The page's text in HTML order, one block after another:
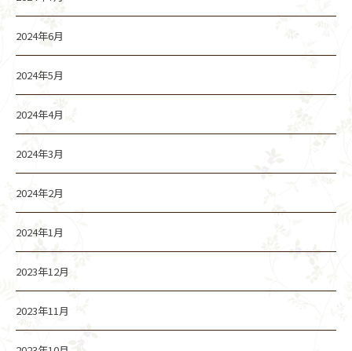
2024年6月
2024年5月
2024年4月
2024年3月
2024年2月
2024年1月
2023年12月
2023年11月